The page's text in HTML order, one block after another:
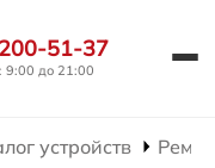
51-37
9:00 до 21:00
устройств